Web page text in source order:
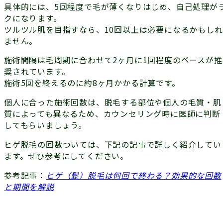
具体的には、5回程度で毛が薄くなりはじめ、自己処理が
クになります。
ツルツル肌を目指すなら、10回以上は必要になるかもしれ
ません。
施術間隔は毛周期に合わせて2ヶ月に1回程度のペースが推
奨されています。
施術5回を終えるのに約8ヶ月かかる計算です。
個人に合った施術回数は、脱毛する部位や個人の毛質・肌
質によっても異なるため、カウンセリング時に医師に判断
してもらいましょう。
ヒゲ脱毛の回数ついては、下記の記事で詳しく紹介してい
ます。ぜひ参考にしてください。
参考記事： ヒゲ（髭）脱毛は何回で終わる？効果的な回数
と期間を解説